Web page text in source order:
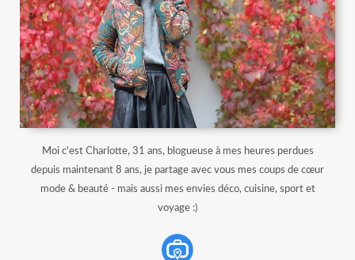
Moi c'est Charlotte, 31 ans, blogueuse à mes heures perdues
depuis maintenant 8 ans, je partage avec vous mes coups de cœur
mode & beauté - mais aussi mes envies déco, cuisine, sport et
voyage :)